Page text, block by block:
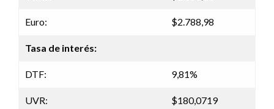
Euro: $2.788,98
Tasa de interés:
DTF: 9,81%
UVR: $180,0719